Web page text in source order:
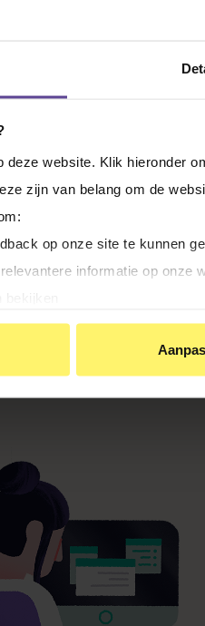
deze website. Klik hieronder
zijn van belang om de
op onze site te kunnen
informatie op onze
BrandMR op andere sites te
te zien
klikken ga je akkoord met
klachten zullen
om de hoogte van de
man is niet
bij een ongeluk
hebben gehad. Die
En weer moet ik